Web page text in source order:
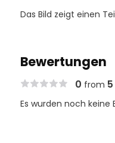
Das Bild zeigt einen
Bewertungen
0 from 5
Es wurden noch